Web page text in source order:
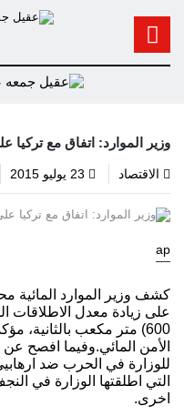
وزير الموارد: اتفاق مع تركيا
الاقتصاد
ap
كشف وزير الموارد المائية
600) متر مكعب
للوزارة في الحرب ضد
التي اطلقتها الوزارة في
اخرى.